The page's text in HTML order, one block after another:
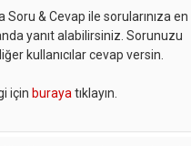
Soru & Cevap ile sorularınıza en
yanıt alabilirsiniz. Sorunuzu
kullanıcılar cevap versin.
için buraya tıklayın.